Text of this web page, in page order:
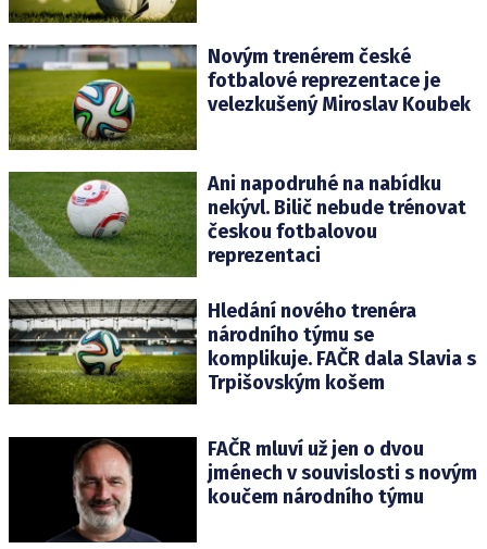
Novým trenérem české
fotbalové reprezentace je
velezkušený Miroslav Koubek
Ani napodruhé na nabídku
nekývl. Bilič nebude trénovat
českou fotbalovou
reprezentaci
Hledání nového trenéra
národního týmu se
komplikuje. FAČR dala Slavia s
Trpišovským košem
FAČR mluví už jen o dvou
jménech v souvislosti s novým
koučem národního týmu